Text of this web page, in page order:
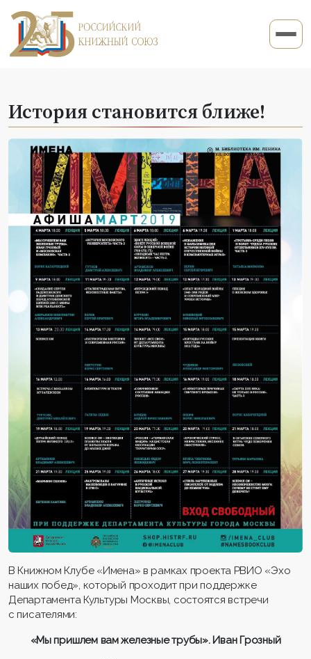
История становится ближе!
В Книжном Клубе «Имена» в рамках проекта РВИО «Эхо
наших побед», который проходит при поддержке
Департамента Культуры Москвы, состоятся встречи
с писателями:
«Мы пришлем вам железные трубы». Иван Грозный